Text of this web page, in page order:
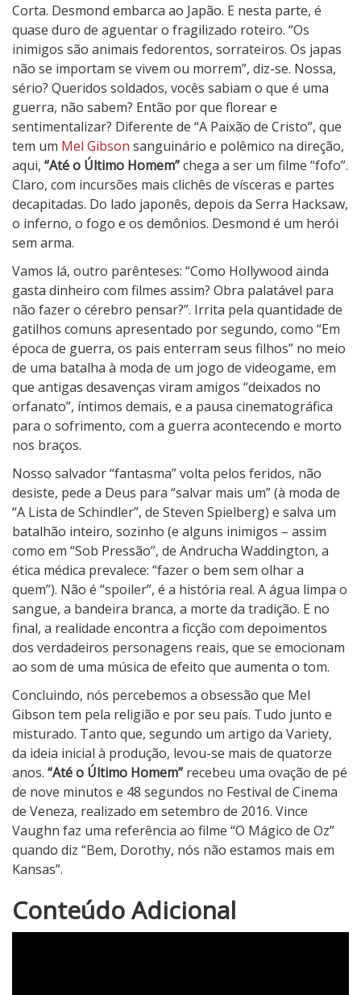
Corta. Desmond embarca ao Japão. E nesta parte, é
quase duro de aguentar o fragilizado roteiro. “Os
inimigos são animais fedorentos, sorrateiros. Os japas
não se importam se vivem ou morrem”, diz-se. Nossa,
sério? Queridos soldados, vocês sabiam o que é uma
guerra, não sabem? Então por que florear e
sentimentalizar? Diferente de “A Paixão de Cristo”, que
tem um Mel Gibson sanguinário e polêmico na direção,
aqui, “Até o Último Homem”chega a ser um filme “fofo”.
Claro, com incursões mais clichês de vísceras e partes
decapitadas. Do lado japonês, depois da Serra Hacksaw,
o inferno, o fogo e os demônios. Desmond é um herói
sem arma.
Vamos lá, outro parênteses: “Como Hollywood ainda
gasta dinheiro com filmes assim? Obra palatável para
não fazer o cérebro pensar?”. Irrita pela quantidade de
gatilhos comuns apresentado por segundo, como “Em
época de guerra, os pais enterram seus filhos” no meio
de uma batalha à moda de um jogo de videogame, em
que antigas desavenças viram amigos “deixados no
orfanato”, íntimos demais, e a pausa cinematográfica
para o sofrimento, com a guerra acontecendo e morto
nos braços.
Nosso salvador “fantasma” volta pelos feridos, não
desiste, pede a Deus para “salvar mais um” (à moda de
“A Lista de Schindler”, de Steven Spielberg) e salva um
batalhão inteiro, sozinho (e alguns inimigos – assim
como em “Sob Pressão”, de Andrucha Waddington, a
ética médica prevalece: “fazer o bem sem olhar a
quem”). Não é “spoiler”, é a história real. A água limpa o
sangue, a bandeira branca, a morte da tradição. E no
final, a realidade encontra a ficção com depoimentos
dos verdadeiros personagens reais, que se emocionam
ao som de uma música de efeito que aumenta o tom.
Concluindo, nós percebemos a obsessão que Mel
Gibson tem pela religião e por seu país. Tudo junto e
misturado. Tanto que, segundo um artigo da Variety,
da ideia inicial à produção, levou-se mais de quatorze
anos. “Até o Último Homem” recebeu uma ovação de pé
de nove minutos e 48 segundos no Festival de Cinema
de Veneza, realizado em setembro de 2016. Vince
Vaughn faz uma referência ao filme “O Mágico de Oz”
quando diz “Bem, Dorothy, nós não estamos mais em
Kansas”.
N
o
Conteúdo Adicional